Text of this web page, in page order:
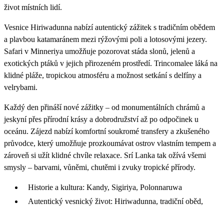
život místních lidí.
Vesnice Hiriwadunna nabízí autentický zážitek s tradičním obědem
a plavbou katamaránem mezi rýžovými poli a lotosovými jezery.
Safari v Minneriya umožňuje pozorovat stáda slonů, jelenů a
exotických ptáků v jejich přirozeném prostředí. Trincomalee láká na
klidné pláže, tropickou atmosféru a možnost setkání s delfíny a
velrybami.
Každý den přináší nové zážitky – od monumentálních chrámů a
jeskyní přes přírodní krásy a dobrodružství až po odpočinek u
oceánu. Zájezd nabízí komfortní soukromé transfery a zkušeného
průvodce, který umožňuje prozkoumávat ostrov vlastním tempem a
zároveň si užít klidné chvíle relaxace. Srí Lanka tak ožívá všemi
smysly – barvami, vůněmi, chutěmi i zvuky tropické přírody.
Historie a kultura: Kandy, Sigiriya, Polonnaruwa
Autentický vesnický život: Hiriwadunna, tradiční oběd,